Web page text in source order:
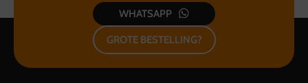
WHATSAPP
GROTE BESTELLING?